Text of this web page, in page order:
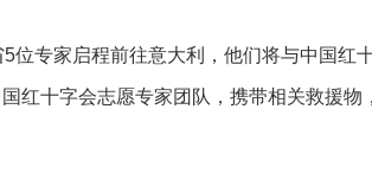
专家启程前往意大利，他们将与中国红
红十字会志愿专家团队，携带相关救援物